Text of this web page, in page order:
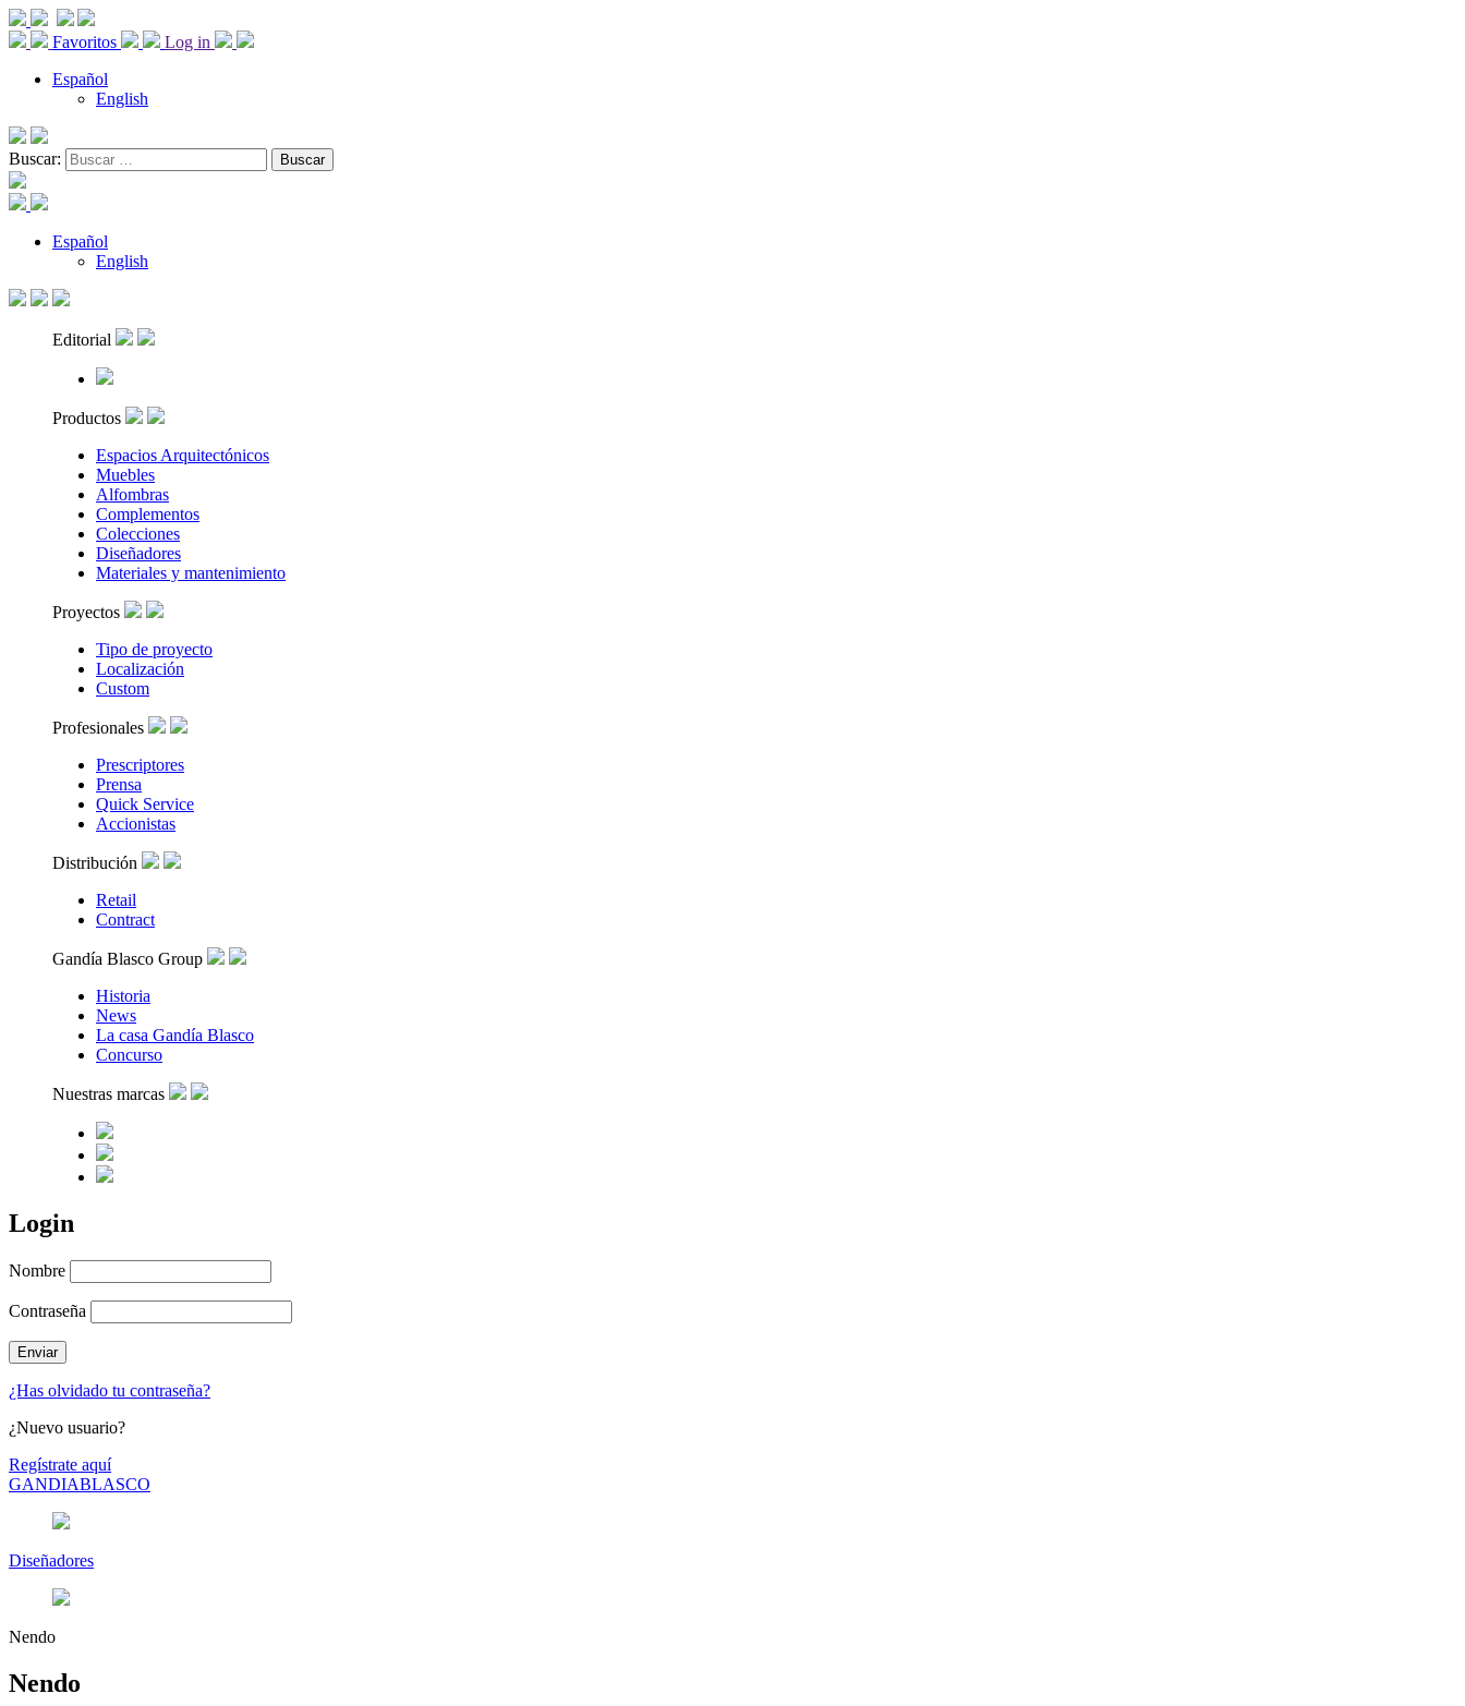
Favoritos
Log in
Español
English
Buscar:
Español
English
Editorial
Productos
Espacios Arquitectónicos
Muebles
Alfombras
Complementos
Colecciones
Diseñadores
Materiales y mantenimiento
Proyectos
Tipo de proyecto
Localización
Custom
Profesionales
Prescriptores
Prensa
Quick Service
Accionistas
Distribución
Retail
Contract
Gandía Blasco Group
Historia
News
La casa Gandía Blasco
Concurso
Nuestras marcas
Login
Nombre
Contraseña
¿Has olvidado tu contraseña?
¿Nuevo usuario?
Regístrate aquí
GANDIABLASCO
Diseñadores
Nendo
Nendo